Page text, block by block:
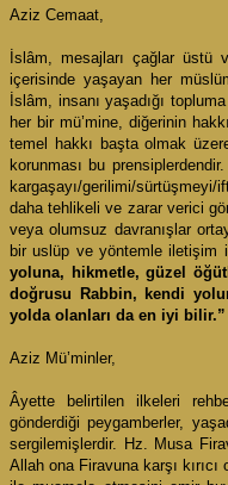
Aziz Cemaat,
İslâm, mesajları çağlar üstü
içerisinde yaşayan her
İslâm, insanı yaşadığı
her bir mü’mine, diğerinin
temel hakkı başta olmak
korunması bu
kargaşayı/gerilimi/
daha tehlikeli ve zarar verici
veya olumsuz davranışlar
bir uslüp ve yöntemle iletişim
yoluna, hikmetle, güzel
doğrusu Rabbin, kendi
yolda olanları da en iyi bilir.”
Aziz Mü’minler,
Âyette belirtilen ilkeleri
gönderdiği peygamberler,
sergilemişlerdir. Hz. Musa
Allah ona Firavuna karşı